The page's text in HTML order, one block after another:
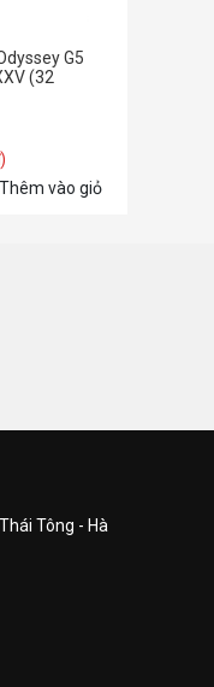
G5
(32
1ms)
Thêm vào giỏ
Tông - Hà